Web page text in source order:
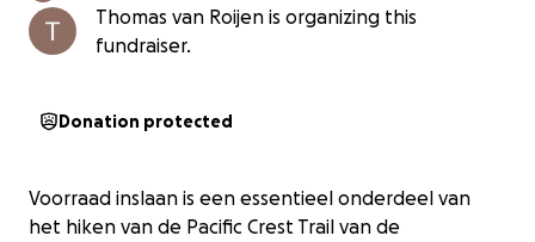
Thomas van Roijen is organizing this
fundraiser.
Donation protected
Voorraad inslaan is een essentieel onderdeel van
het hiken van de Pacific Crest Trail van de